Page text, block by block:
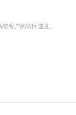
客户的访问速度。